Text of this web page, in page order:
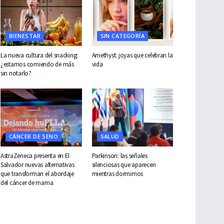
BIENESTAR
La nueva cultura del snacking:
¿estamos comiendo de más
sin notarlo?
SIN CATEGORÍA
Amethyst: joyas que celebran la
vida
CÁNCER DE SENO
AstraZeneca presenta en El
Salvador nuevas alternativas
que transforman el abordaje
del cáncer de mama
SALUD
Parkinson: las señales
silenciosas que aparecen
mientras dormimos